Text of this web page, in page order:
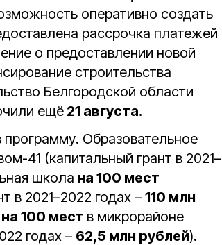
оперативно создать
рассрочка платежей
о предоставлении новой
строительства
Белгородской области
ещё 21 августа.
Образовательное
41 (капитальный грант в 2021–
школа на 100 мест
в 2021–2022 годах – 110 млн
на 100 мест в микрорайоне
годах – 62,5 млн рублей).